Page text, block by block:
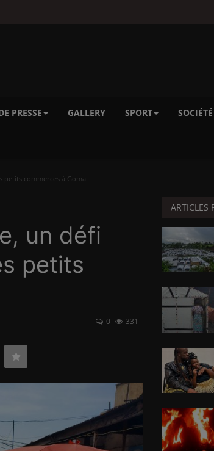
PRESSE GALLERY SPORT SOCIÉTÉ
commerces à Goma
un défi
petits
0 331
ARTICLES